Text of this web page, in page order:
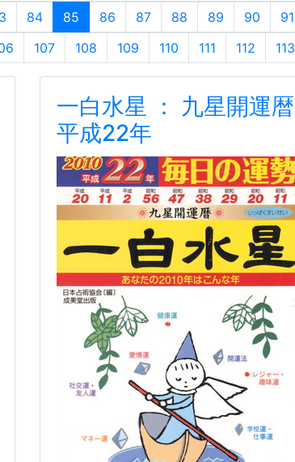
84 85 86 87 88 89 90 91
107 108 109 110 111 112 113
一白水星 ： 九星開運暦
平成22年